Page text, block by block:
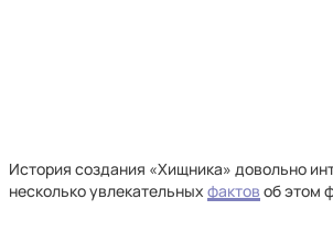
История создания «Хищника» довольно
несколько увлекательных фактов об этом